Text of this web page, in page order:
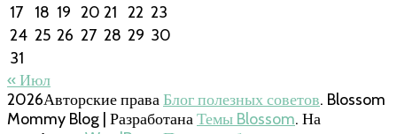
17
18 19 20 21 22 23
24 25 26 27 28 29 30
31
« Июл
2026Авторские праваБлог полезных советов. Blossom
Mommy Blog | РазработанаТемы Blossom. На